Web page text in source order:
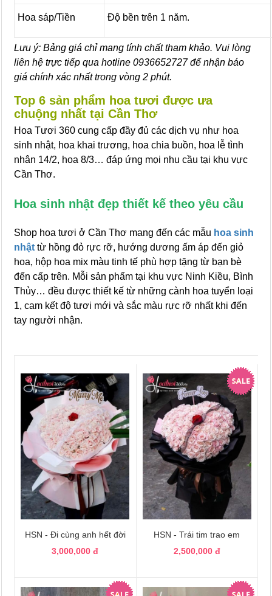
Hoa sáp/Tiền Độ bền trên 1 năm.
Lưu ý: Bảng giá chỉ mang tính chất tham khảo. Vui lòng
liên hệ trực tiếp qua hotline 0936652727 để nhận báo
giá chính xác nhất trong vòng 2 phút.
Top 6 sản phẩm hoa tươi được ưa
chuộng nhất tại Cần Thơ
Hoa Tươi 360 cung cấp đầy đủ các dịch vụ như hoa
sinh nhật, hoa khai trương, hoa chia buồn, hoa lễ tình
nhân 14/2, hoa 8/3… đáp ứng mọi nhu cầu tại khu vực
Cần Thơ.
Hoa sinh nhật đẹp thiết kế theo yêu cầu
Shop hoa tươi ở Cần Thơ mang đến các mẫu hoa sinh
nhật từ hồng đỏ rực rỡ, hướng dương ấm áp đến giỏ
hoa, hộp hoa mix màu tinh tế phù hợp tặng từ bạn bè
đến cấp trên. Mỗi sản phẩm tại khu vực Ninh Kiều, Bình
Thủy… đều được thiết kế từ những cành hoa tuyển loại
1, cam kết độ tươi mới và sắc màu rực rỡ nhất khi đến
tay người nhận.
HSN - Đi cùng anh hết đời
3,000,000 đ
HSN - Trái tim trao em
2,500,000 đ